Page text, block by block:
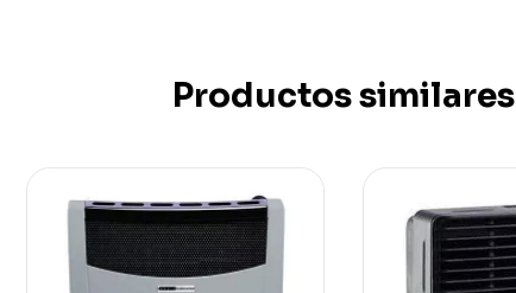
Productos similares